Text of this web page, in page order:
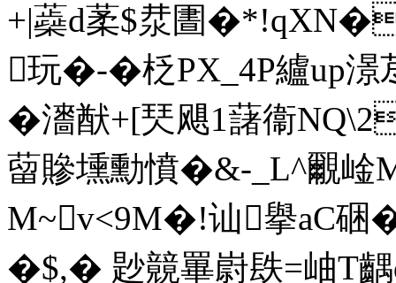
+|蘃d葇$汬圕
玩�-�柉PX_4P纑up
�瀒猷+[珡飓1藷衞
蒥贂壎勳憤�&-_L^覼
M~v<9M�!讪擧aC硱
�$,� 尟竸罼嶎镻=岫 T